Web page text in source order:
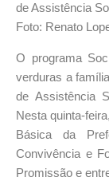
de Assistência
Foto: Renato
O programa
verduras a
de Assistência
Nesta quinta-
Básica da
Convivência e
Promissão e